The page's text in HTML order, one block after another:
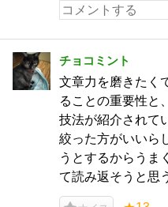
チョコミント
文章力を磨きたく
ることの重要性と
技法が紹介されて
絞った方がいいら
うとするからうま
て読み返そうと思